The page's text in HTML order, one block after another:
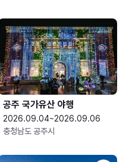
공주 국가유산 야행
2026.09.04~2026.09.06
충청남도 공주시